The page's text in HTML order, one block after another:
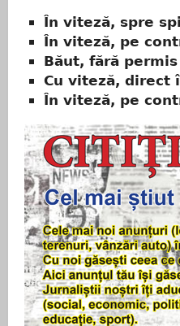
În viteză, spre
În viteză, pe
Băut, fără
Cu viteză, direct
În viteză, pe